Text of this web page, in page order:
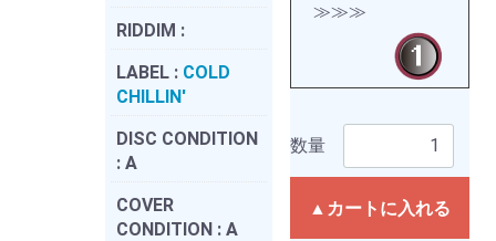
RIDDIM :
LABEL : COLD
CHILLIN'
DISC CONDITION
: A
COVER
CONDITION : A
≫≫≫
数量
▲カートに入れる